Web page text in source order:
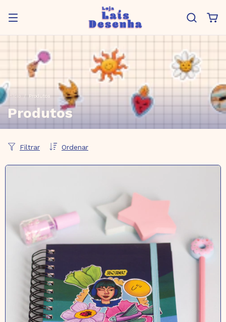
Início / Produtos
Produtos
Ordenar
Filtrar